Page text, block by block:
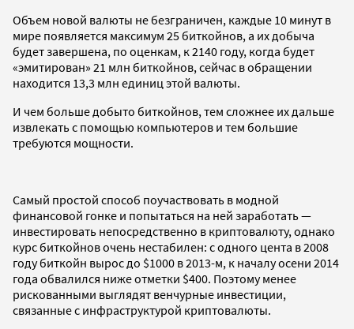
Объем новой валюты не безграничен, каждые 10 минут в
мире появляется максимум 25 биткойнов, а их добыча
будет завершена, по оценкам, к 2140 году, когда будет
«эмитирован» 21 млн биткойнов, сейчас в обращении
находится 13,3 млн единиц этой валюты.
И чем больше добыто биткойнов, тем сложнее их дальше
извлекать с помощью компьютеров и тем большие
требуются мощности.
Самый простой способ поучаствовать в модной
финансовой гонке и попытаться на ней заработать —
инвестировать непосредственно в криптовалюту, однако
курс биткойнов очень нестабилен: с одного цента в 2008
году биткойн вырос до $1000 в 2013-м, к началу осени 2014
года обвалился ниже отметки $400. Поэтому менее
рискованными выглядят венчурные инвестиции,
связанные с инфраструктурой криптовалюты.